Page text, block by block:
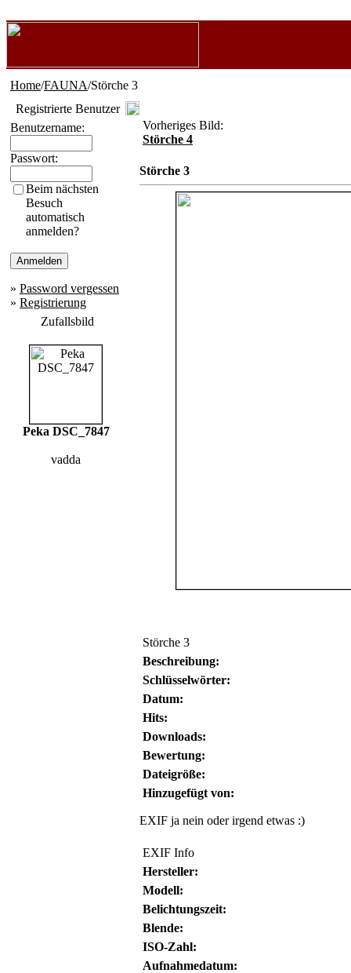
Home/FAUNA/Störche 3
Registrierte Benutzer
Benutzername:
Passwort:
Beim nächsten
Besuch
automatisch
anmelden?
» Password vergessen
» Registrierung
Zufallsbild
Peka DSC_7847
vadda
Vorheriges Bild:
Störche 4
Störche 3
Störche 3
Beschreibung:
Schlüsselwörter:
Datum:
Hits:
Downloads:
Bewertung:
Dateigröße:
Hinzugefügt von:
EXIF ja nein oder irgend etwas :)
EXIF Info
Hersteller:
Modell:
Belichtungszeit:
Blende:
ISO-Zahl:
Aufnahmedatum: